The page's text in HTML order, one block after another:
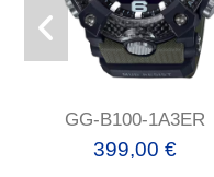
GG-B100-1A3ER
399,00 €